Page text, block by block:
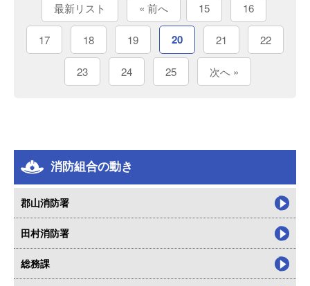
最新リスト « 前へ 15 16
17 18 19 20 21 22
23 24 25 次へ »
消防組合の動き
郡山消防署
田村消防署
総務課